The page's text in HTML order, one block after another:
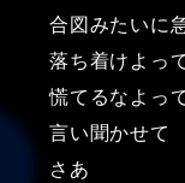
合図みたいに
落ち着けよっ
慌てるなよっ
言い聞かせて
さあ